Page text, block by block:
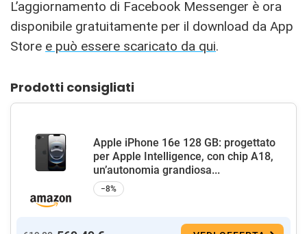
L’aggiornamento di Facebook Messenger è ora
disponibile gratuitamente per il download da App
Store e può essere scaricato da qui.
Prodotti consigliati
Apple iPhone 16e 128 GB: progettato
per Apple Intelligence, con chip A18,
un’autonomia grandiosa...
−8%